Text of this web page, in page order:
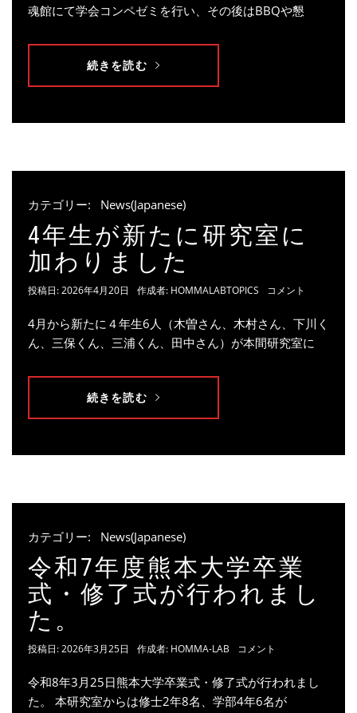
魂館にて学会コンペゼミを行い、その後はBBQや懇
続きを読む
カテゴリー: News(Japanese)
4年生が新たに研究室に
加わりました
投稿日:2026年4月20日 作成者: HOMMALABTOPICS コメント
4月から新たに４年生6人（木曽さん、木村さん、下川く
ん、三保くん、三浦くん、田中さん）が本間研究室に
続きを読む
カテゴリー: News(Japanese)
令和7年度熊本大学卒業
式・修了式が行われまし
た。
投稿日:2026年3月25日 作成者: HOMMA-LAB コメント
令和8年3月25日熊本大学卒業式・修了式が行われまし
た。 本研究室からは修士2年8名、学部4年6名が